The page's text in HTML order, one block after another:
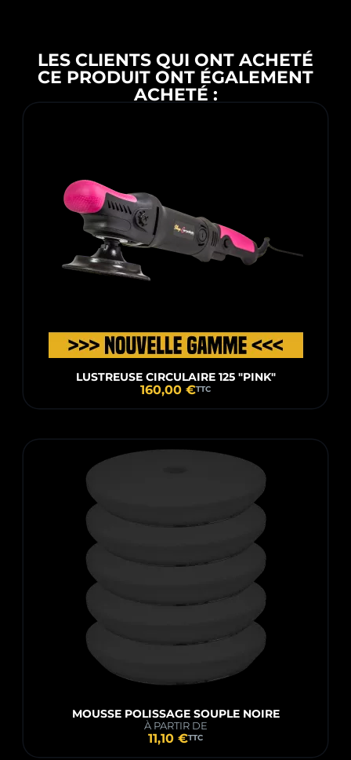
LES CLIENTS QUI ONT ACHETÉ
CE PRODUIT ONT ÉGALEMENT
ACHETÉ :
LUSTREUSE CIRCULAIRE 125 "PINK"
160,00 €TTC
MOUSSE POLISSAGE SOUPLE NOIRE
À PARTIR DE
11,10 €TTC